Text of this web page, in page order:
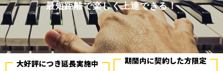
最短距離で楽しく上達できる！
大好評につき延長実施中 期間内に契約した方限定